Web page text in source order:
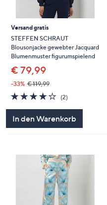
Versand gratis
STEFFEN SCHRAUT
Blousonjacke gewebter Jacquard
Blumenmuster figurumspielend
€ 79,99
-33% € 119,99
4.0
von
(2)2
In den Warenkorb